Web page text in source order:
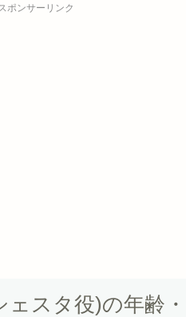
ポンサーリンク
ェスタ役)の年齢